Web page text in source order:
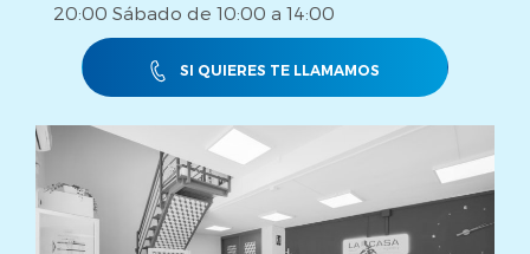
20:00 Sábado de 10:00 a 14:00
SI QUIERES TE LLAMAMOS